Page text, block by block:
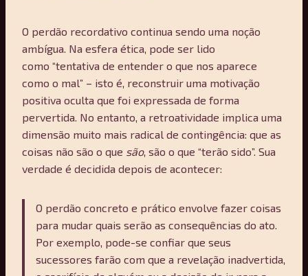
O perdão recordativo continua sendo uma noção
ambígua. Na esfera ética, pode ser lido
como “tentativa de entender o que nos aparece
como o mal” – isto é, reconstruir uma motivação
positiva oculta que foi expressada de forma
pervertida. No entanto, a retroatividade implica uma
dimensão muito mais radical de contingência: que as
coisas não são o que são, são o que “terão sido”. Sua
verdade é decidida depois de acontecer:
O perdão concreto e prático envolve fazer coisas
para mudar quais serão as consequências do ato.
Por exemplo, pode-se confiar que seus
sucessores farão com que a revelação inadvertida,